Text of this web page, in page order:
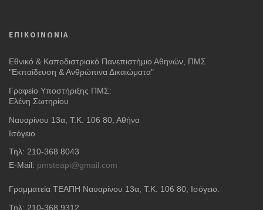
ΕΠΙΚΟΙΝΩΝΙΑ
Εθνικό & Καποδιστριακό Πανεπιστήμιο Αθηνών, ΠΜΣ
"Εκπαίδευση & Ανθρώπινα Δικαιώματα"
Γραφείο Υποστήριξης ΠΜΣ:
Ελένη Σωτηρίου
Ναυαρίνου 13α, Τ.Κ. 106 80, Αθήνα
Ισόγειο
Τηλ: 210-368 8043
E-Mail: pmsteapi@gmail.com
Γραμματεία ΤΕΑΠΗ Ναυαρίνου 13α, Τ.Κ. 106 80, Ισόγειο.
Τηλ: 210-368 9312